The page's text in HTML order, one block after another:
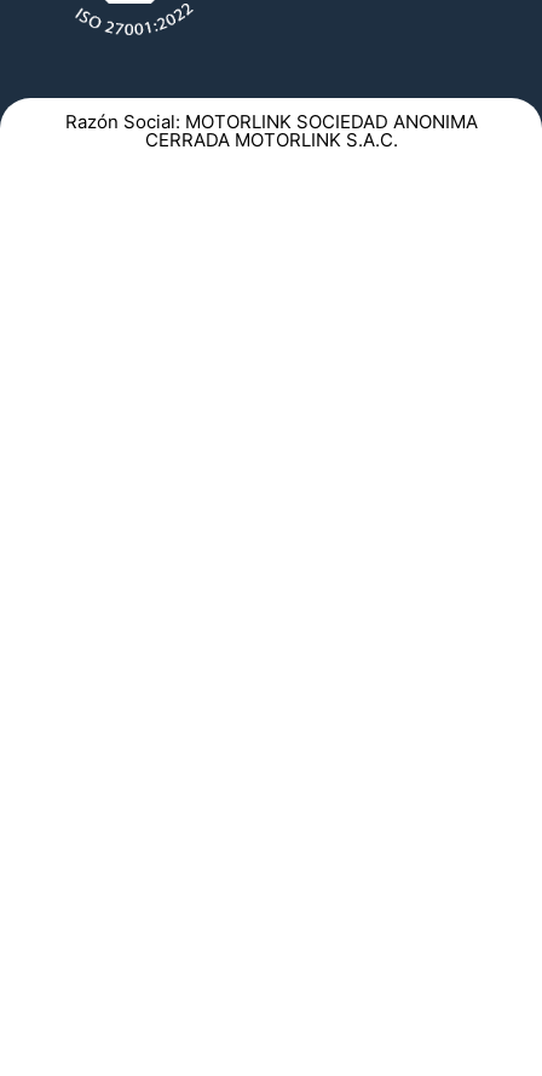
Razón Social: MOTORLINK SOCIEDAD ANONIMA
CERRADA MOTORLINK S.A.C.